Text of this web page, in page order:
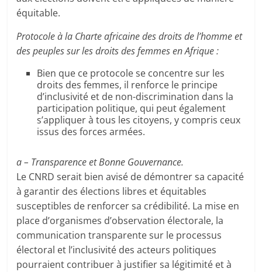
équitable.
Protocole à la Charte africaine des droits de l’homme et
des peuples sur les droits des femmes en Afrique :
Bien que ce protocole se concentre sur les
droits des femmes, il renforce le principe
d’inclusivité et de non-discrimination dans la
participation politique, qui peut également
s’appliquer à tous les citoyens, y compris ceux
issus des forces armées.
a – Transparence et Bonne Gouvernance.
Le CNRD serait bien avisé de démontrer sa capacité
à garantir des élections libres et équitables
susceptibles de renforcer sa crédibilité. La mise en
place d’organismes d’observation électorale, la
communication transparente sur le processus
électoral et l’inclusivité des acteurs politiques
pourraient contribuer à justifier sa légitimité et à